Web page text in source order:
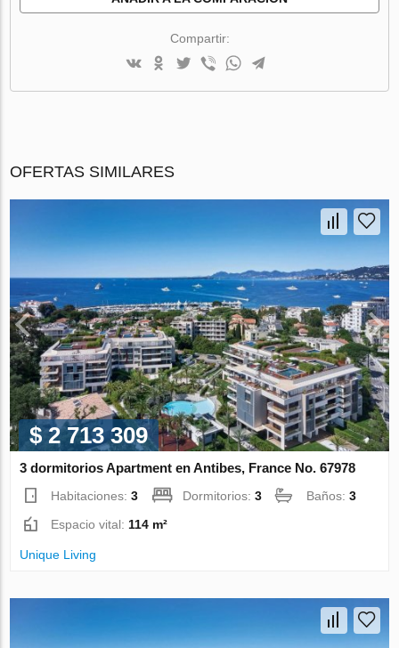
Compartir:
OFERTAS SIMILARES
$ 2 713 309
3 dormitorios Apartment en Antibes, France No. 67978
Habitaciones:3 Dormitorios:3 Baños:3
Espacio vital:114 m²
Unique Living